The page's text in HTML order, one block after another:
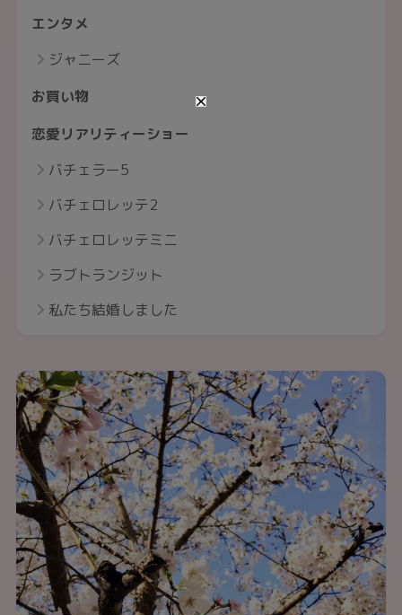
エンタメ
ジャニーズ
お買い物
恋愛リアリティーショー
バチェラー5
バチェロレッテ2
バチェロレッテミニ
ラブトランジット
私たち結婚しました